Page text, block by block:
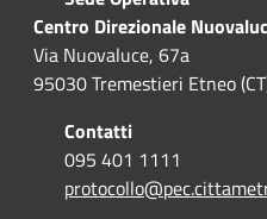
Centro Direzionale
Via Nuovaluce, 67a
95030 Tremestieri Etneo
Contatti
095 401 1111